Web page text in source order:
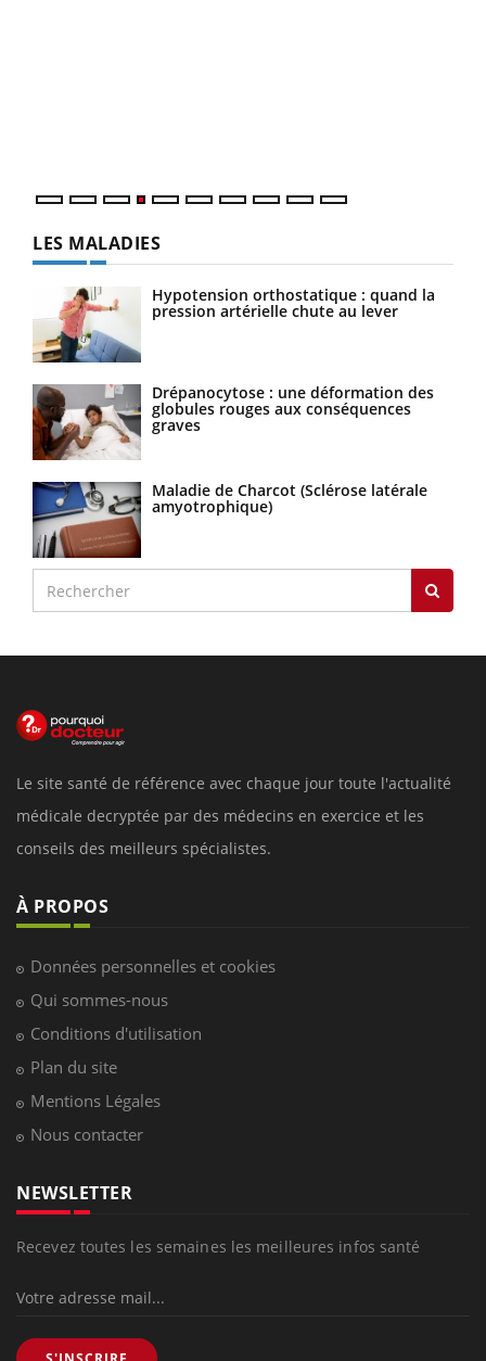
LES MALADIES
Hypotension orthostatique : quand la
pression artérielle chute au lever
Drépanocytose : une déformation des
globules rouges aux conséquences
graves
Maladie de Charcot (Sclérose latérale
amyotrophique)
Le site santé de référence avec chaque jour toute l'actualité
médicale decryptée par des médecins en exercice et les
conseils des meilleurs spécialistes.
À PROPOS
Données personnelles et cookies
Qui sommes-nous
Conditions d'utilisation
Plan du site
Mentions Légales
Nous contacter
NEWSLETTER
Recevez toutes les semaines les meilleures infos santé